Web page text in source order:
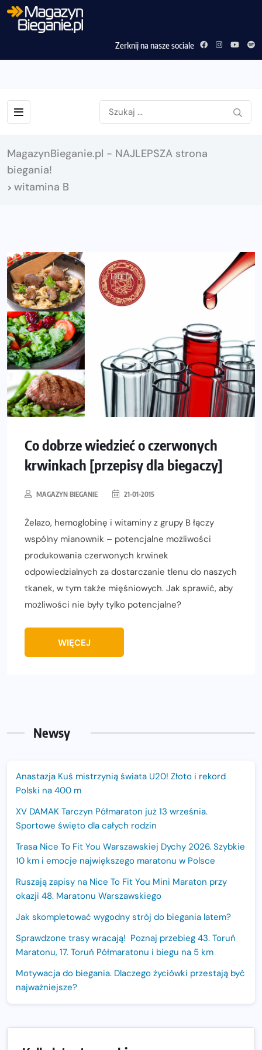
Zerknij na nasze sociale
MagazynBieganie.pl - NAJLEPSZA strona
biegania!
> witamina B
Co dobrze wiedzieć o czerwonych
krwinkach [przepisy dla biegaczy]
MAGAZYN BIEGANIE 21-01-2015
Żelazo, hemoglobinę i witaminy z grupy B łączy
wspólny mianownik – potencjalne możliwości
produkowania czerwonych krwinek
odpowiedzialnych za dostarczanie tlenu do naszych
tkanek, w tym także mięśniowych. Jak sprawić, aby
możliwości nie były tylko potencjalne?
WIĘCEJ
Newsy
Anastazja Kuś mistrzynią świata U20! Złoto i rekord
Polski na 400 m
XV DAMAK Tarczyn Półmaraton już 13 września.
Sportowe święto dla całych rodzin
Trasa Nice To Fit You Warszawskiej Dychy 2026. Szybkie
10 km i emocje największego maratonu w Polsce
Ruszają zapisy na Nice To Fit You Mini Maraton przy
okazji 48. Maratonu Warszawskiego
Jak skompletować wygodny strój do biegania latem?
Sprawdzone trasy wracają! Poznaj przebieg 43. Toruń
Maratonu, 17. Toruń Półmaratonu i biegu na 5 km
Motywacja do biegania. Dlaczego życiówki przestają być
najważniejsze?